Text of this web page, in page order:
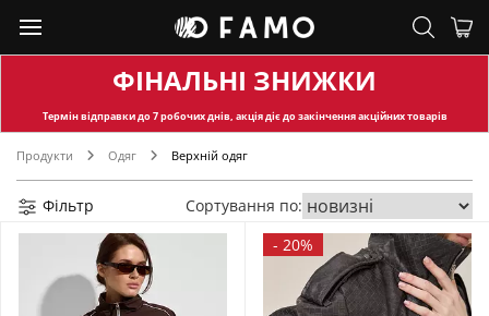
ФІНАЛЬНІ ЗНИЖКИ
Термін відправкидо 7 робочих днів, акція діє до закінчення акційних товарів
Продукти Одяг Верхній одяг
Фільтр Сортування по:
- 20%